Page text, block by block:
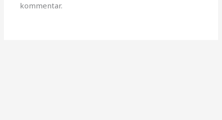
kommentar.